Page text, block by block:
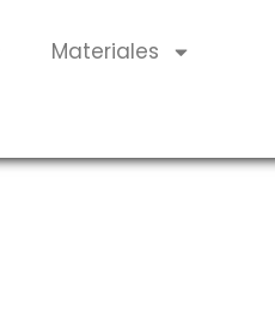
Materiales